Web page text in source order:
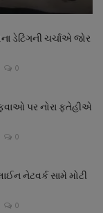
ડેટિંગની ચર્ચાએ જોર
0
પર નોરા ફતેહીએ
0
નેટવર્ક સામે મોટી
0